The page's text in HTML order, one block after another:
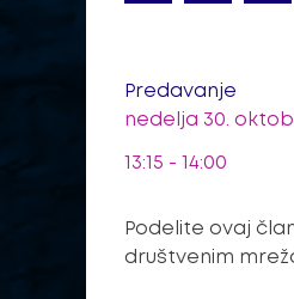
Predavanje
nedelja 30.
13:15 - 14:00
Podelite ovaj
društvenim